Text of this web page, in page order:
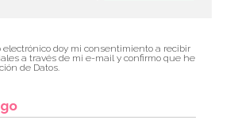
electrónico doy mi consentimiento a recibir
a través de mi e-mail y confirmo que he
de Datos.